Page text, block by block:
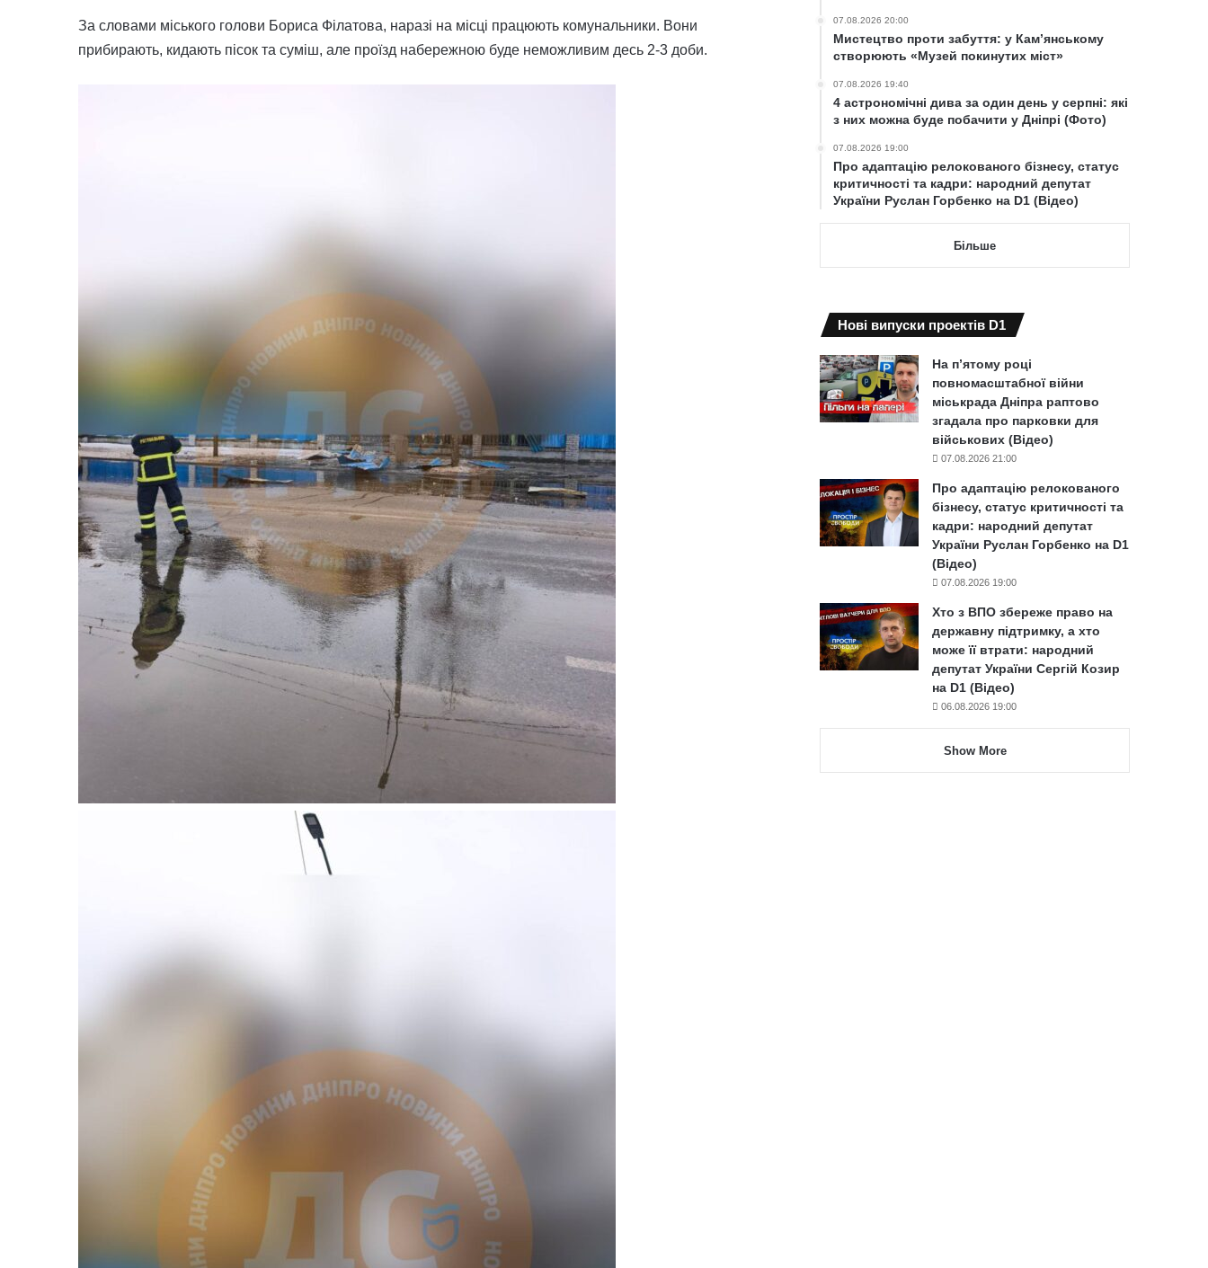
За словами міського голови Бориса Філатова, наразі на місці працюють комунальники. Вони
прибирають, кидають пісок та суміш, але проїзд набережною буде неможливим десь 2-3 доби.
07.08.2026 20:00
Мистецтво проти забуття: у Кам’янському
створюють «Музей покинутих міст»
07.08.2026 19:40
4 астрономічні дива за один день у серпні: які
з них можна буде побачити у Дніпрі (Фото)
07.08.2026 19:00
Про адаптацію релокованого бізнесу, статус
критичності та кадри: народний депутат
України Руслан Горбенко на D1 (Відео)
Більше
Нові випуски проектів D1
На п’ятому році
повномасштабної війни
міськрада Дніпра раптово
згадала про парковки для
військових (Відео)
07.08.2026 21:00
Про адаптацію релокованого
бізнесу, статус критичності та
кадри: народний депутат
України Руслан Горбенко на D1
(Відео)
07.08.2026 19:00
Хто з ВПО збереже право на
державну підтримку, а хто
може її втрати: народний
депутат України Сергій Козир
на D1 (Відео)
06.08.2026 19:00
Show More